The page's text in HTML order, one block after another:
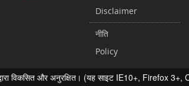
Disclaimer
नीति
Policy
विकसित और अनुरक्षित। (यह साइट IE10+, Firefox